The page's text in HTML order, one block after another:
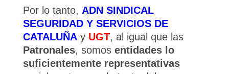
Por lo tanto, ADN SINDICAL
SEGURIDAD Y SERVICIOS DE
CATALUÑAy UGT, al igual que las
Patronales, somos entidades lo
suficientemente representativas